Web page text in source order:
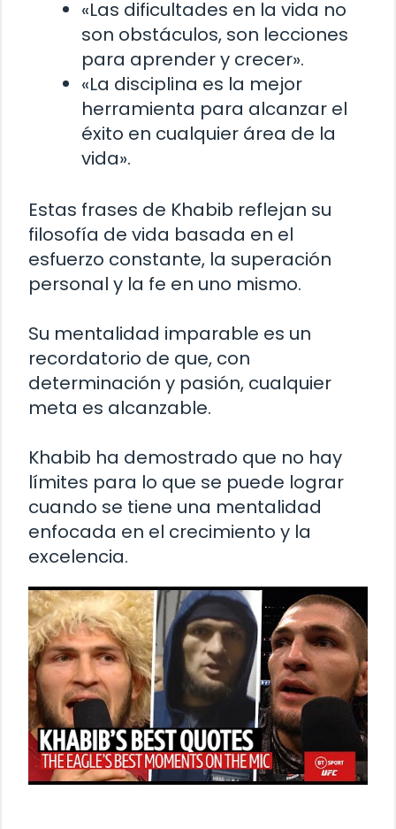
«Las dificultades en la vida no
son obstáculos, son lecciones
para aprender y crecer».
«La disciplina es la mejor
herramienta para alcanzar el
éxito en cualquier área de la
vida».
Estas frases de Khabib reflejan su
filosofía de vida basada en el
esfuerzo constante, la superación
personal y la fe en uno mismo.
Su mentalidad imparable es un
recordatorio de que, con
determinación y pasión, cualquier
meta es alcanzable.
Khabib ha demostrado que no hay
límites para lo que se puede lograr
cuando se tiene una mentalidad
enfocada en el crecimiento y la
excelencia.